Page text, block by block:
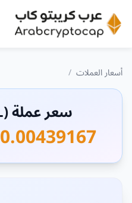
أسعار العملات /
سعر عملة (PIXEL) اليوم
0.00439167 دولار امريكي